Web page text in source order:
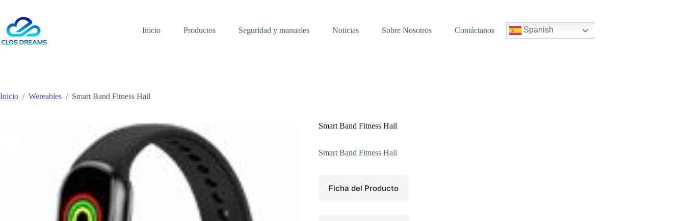
contenido
Inicio
Productos Seguridad y manuales Noticias Sobre Nosotros Contáctanos Spanish
Inicio / Wereables / Smart Band Fitness Hail
Smart Band Fitness Hail
Smart Band Fitness Hail
Ficha del Producto